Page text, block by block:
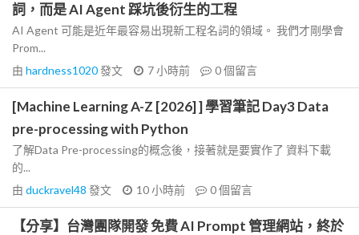
詞，而是 AI Agent 踩坑後衍生的工程
AI Agent 可能是近年最容易出現新工程名詞的領域。 我們才剛學會
Prom...
由 hardness1020發文 7 小時前 0個留言
[Machine Learning A-Z [2026] ] 學習筆記 Day3 Data
pre-processing with Python
了解Data Pre-processing的概念後，接著就是要實作了 資料下載
的...
由 duckravel48 發文 10 小時前 0個留言
【分享】台灣團隊開發 免費 AI Prompt 管理網站，終於